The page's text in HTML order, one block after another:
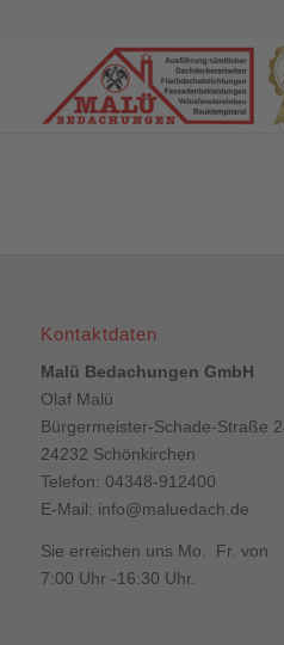
Kontaktdaten
Malü Bedachungen GmbH
Olaf Malü
Bürgermeister-Schade-Straße
24232 Schönkirchen
Telefon: 04348-912400
E-Mail: info@maluedach.de
Sie erreichen uns Mo. Fr. von
7:00 Uhr -16:30 Uhr.